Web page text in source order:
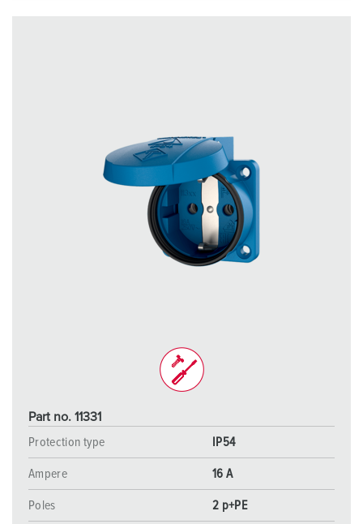
Part no. 11331
Protection type
IP54
Ampere 16 A
Poles 2 p+PE